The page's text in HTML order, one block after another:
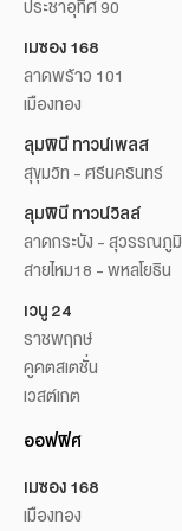
ประชาอุทิศ 90
เมซอง 168
ลาดพร้าว 101
เมืองทอง
ลุมพินี ทาวน์เพลส
สุขุมวิท - ศรีนครินทร์
ลุมพินี ทาวน์วิลล์
ลาดกระบัง - สุวรรณภูมิ
สายไหม18 - พหลโยธิน
เวนู 24
ราชพฤกษ์
คูคตสเตชั่น
เวสต์เกต
ออฟฟิศ
เมซอง 168
เมืองทอง